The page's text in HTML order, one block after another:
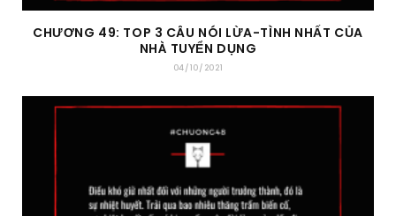
CHƯƠNG 49: TOP 3 CÂU NÓI LỪA-TÌNH NHẤT CỦA
NHÀ TUYỂN DỤNG
04/10/2021